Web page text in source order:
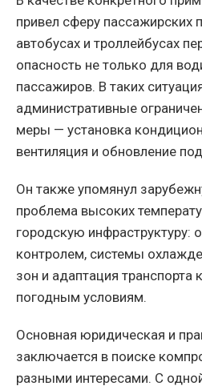
привел сферу пассажирских
автобусах и троллейбусах
опасность не только для
пассажиров. В таких
административные
меры — установка
вентиляция и обновление
Он также упомянул
проблема высоких
городскую инфраструктуру:
контролем, системы
зон и адаптация транспорта
погодным условиям.
Основная юридическая и
заключается в поиске
разными интересами. С